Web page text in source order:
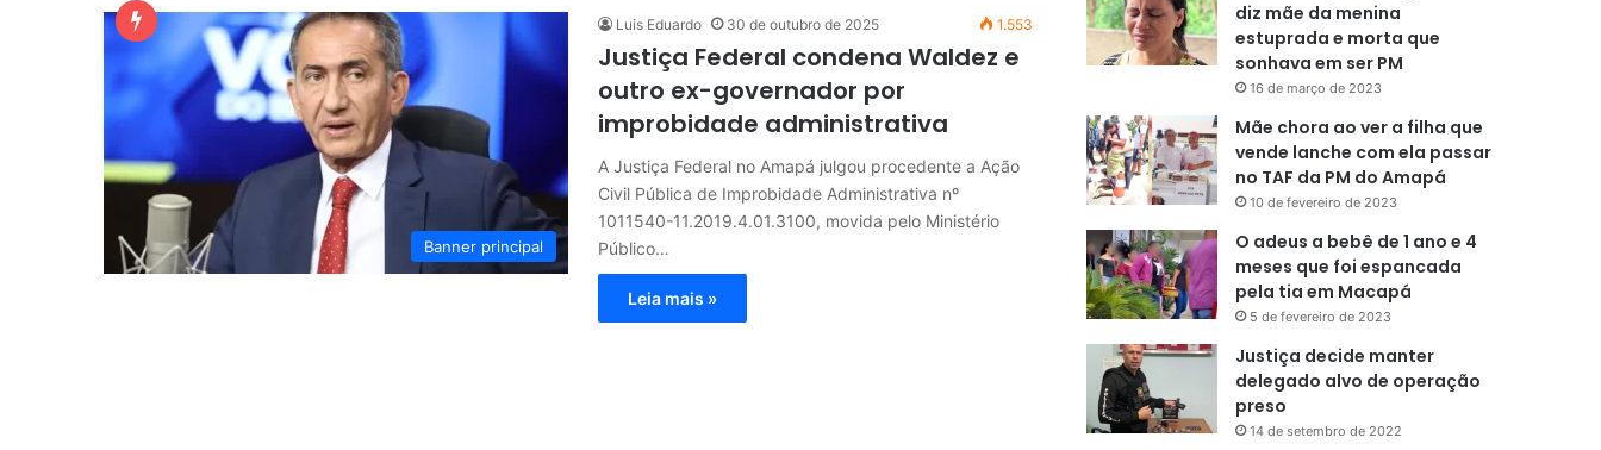
Banner principal
Luis Eduardo 30 de outubro de 2025 1.553
Justiça Federal condena Waldez e
outro ex-governador por
improbidade administrativa
A Justiça Federal no Amapá julgou procedente a Ação
Civil Pública de Improbidade Administrativa nº
1011540-11.2019.4.01.3100, movida pelo Ministério
Público…
Leia mais »
diz mãe da menina
estuprada e morta que
sonhava em ser PM
16 de março de 2023
Mãe chora ao ver a filha que
vende lanche com ela passar
no TAF da PM do Amapá
10 de fevereiro de 2023
O adeus a bebê de 1 ano e 4
meses que foi espancada
pela tia em Macapá
5 de fevereiro de 2023
Justiça decide manter
delegado alvo de operação
preso
14 de setembro de 2022